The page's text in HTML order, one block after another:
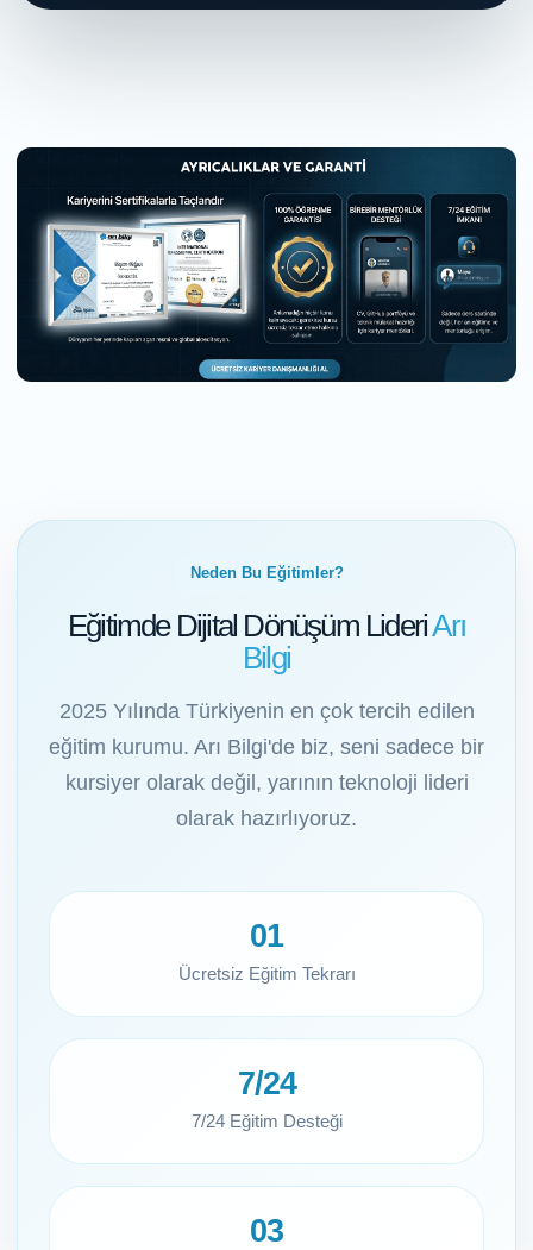
Neden Bu Eğitimler?
Eğitimde Dijital Dönüşüm LideriArı
Bilgi
2025 Yılında Türkiyenin en çok tercih edilen
eğitim kurumu. Arı Bilgi'de biz, seni sadece bir
kursiyer olarak değil, yarının teknoloji lideri
olarak hazırlıyoruz.
01
Ücretsiz Eğitim Tekrarı
7/24
7/24 Eğitim Desteği
03